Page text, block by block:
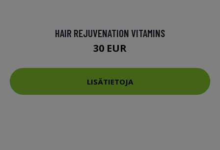
HAIR REJUVENATION VITAMINS
30 EUR
LISÄTIETOJA